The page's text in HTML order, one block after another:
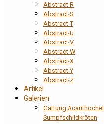
Abstract-R
Abstract-S
Abstract-T
Abstract-U
Abstract-V
Abstract-W
Abstract-X
Abstract-Y
Abstract-Z
Artikel
Galerien
Gattung
Sumpfschildkröten